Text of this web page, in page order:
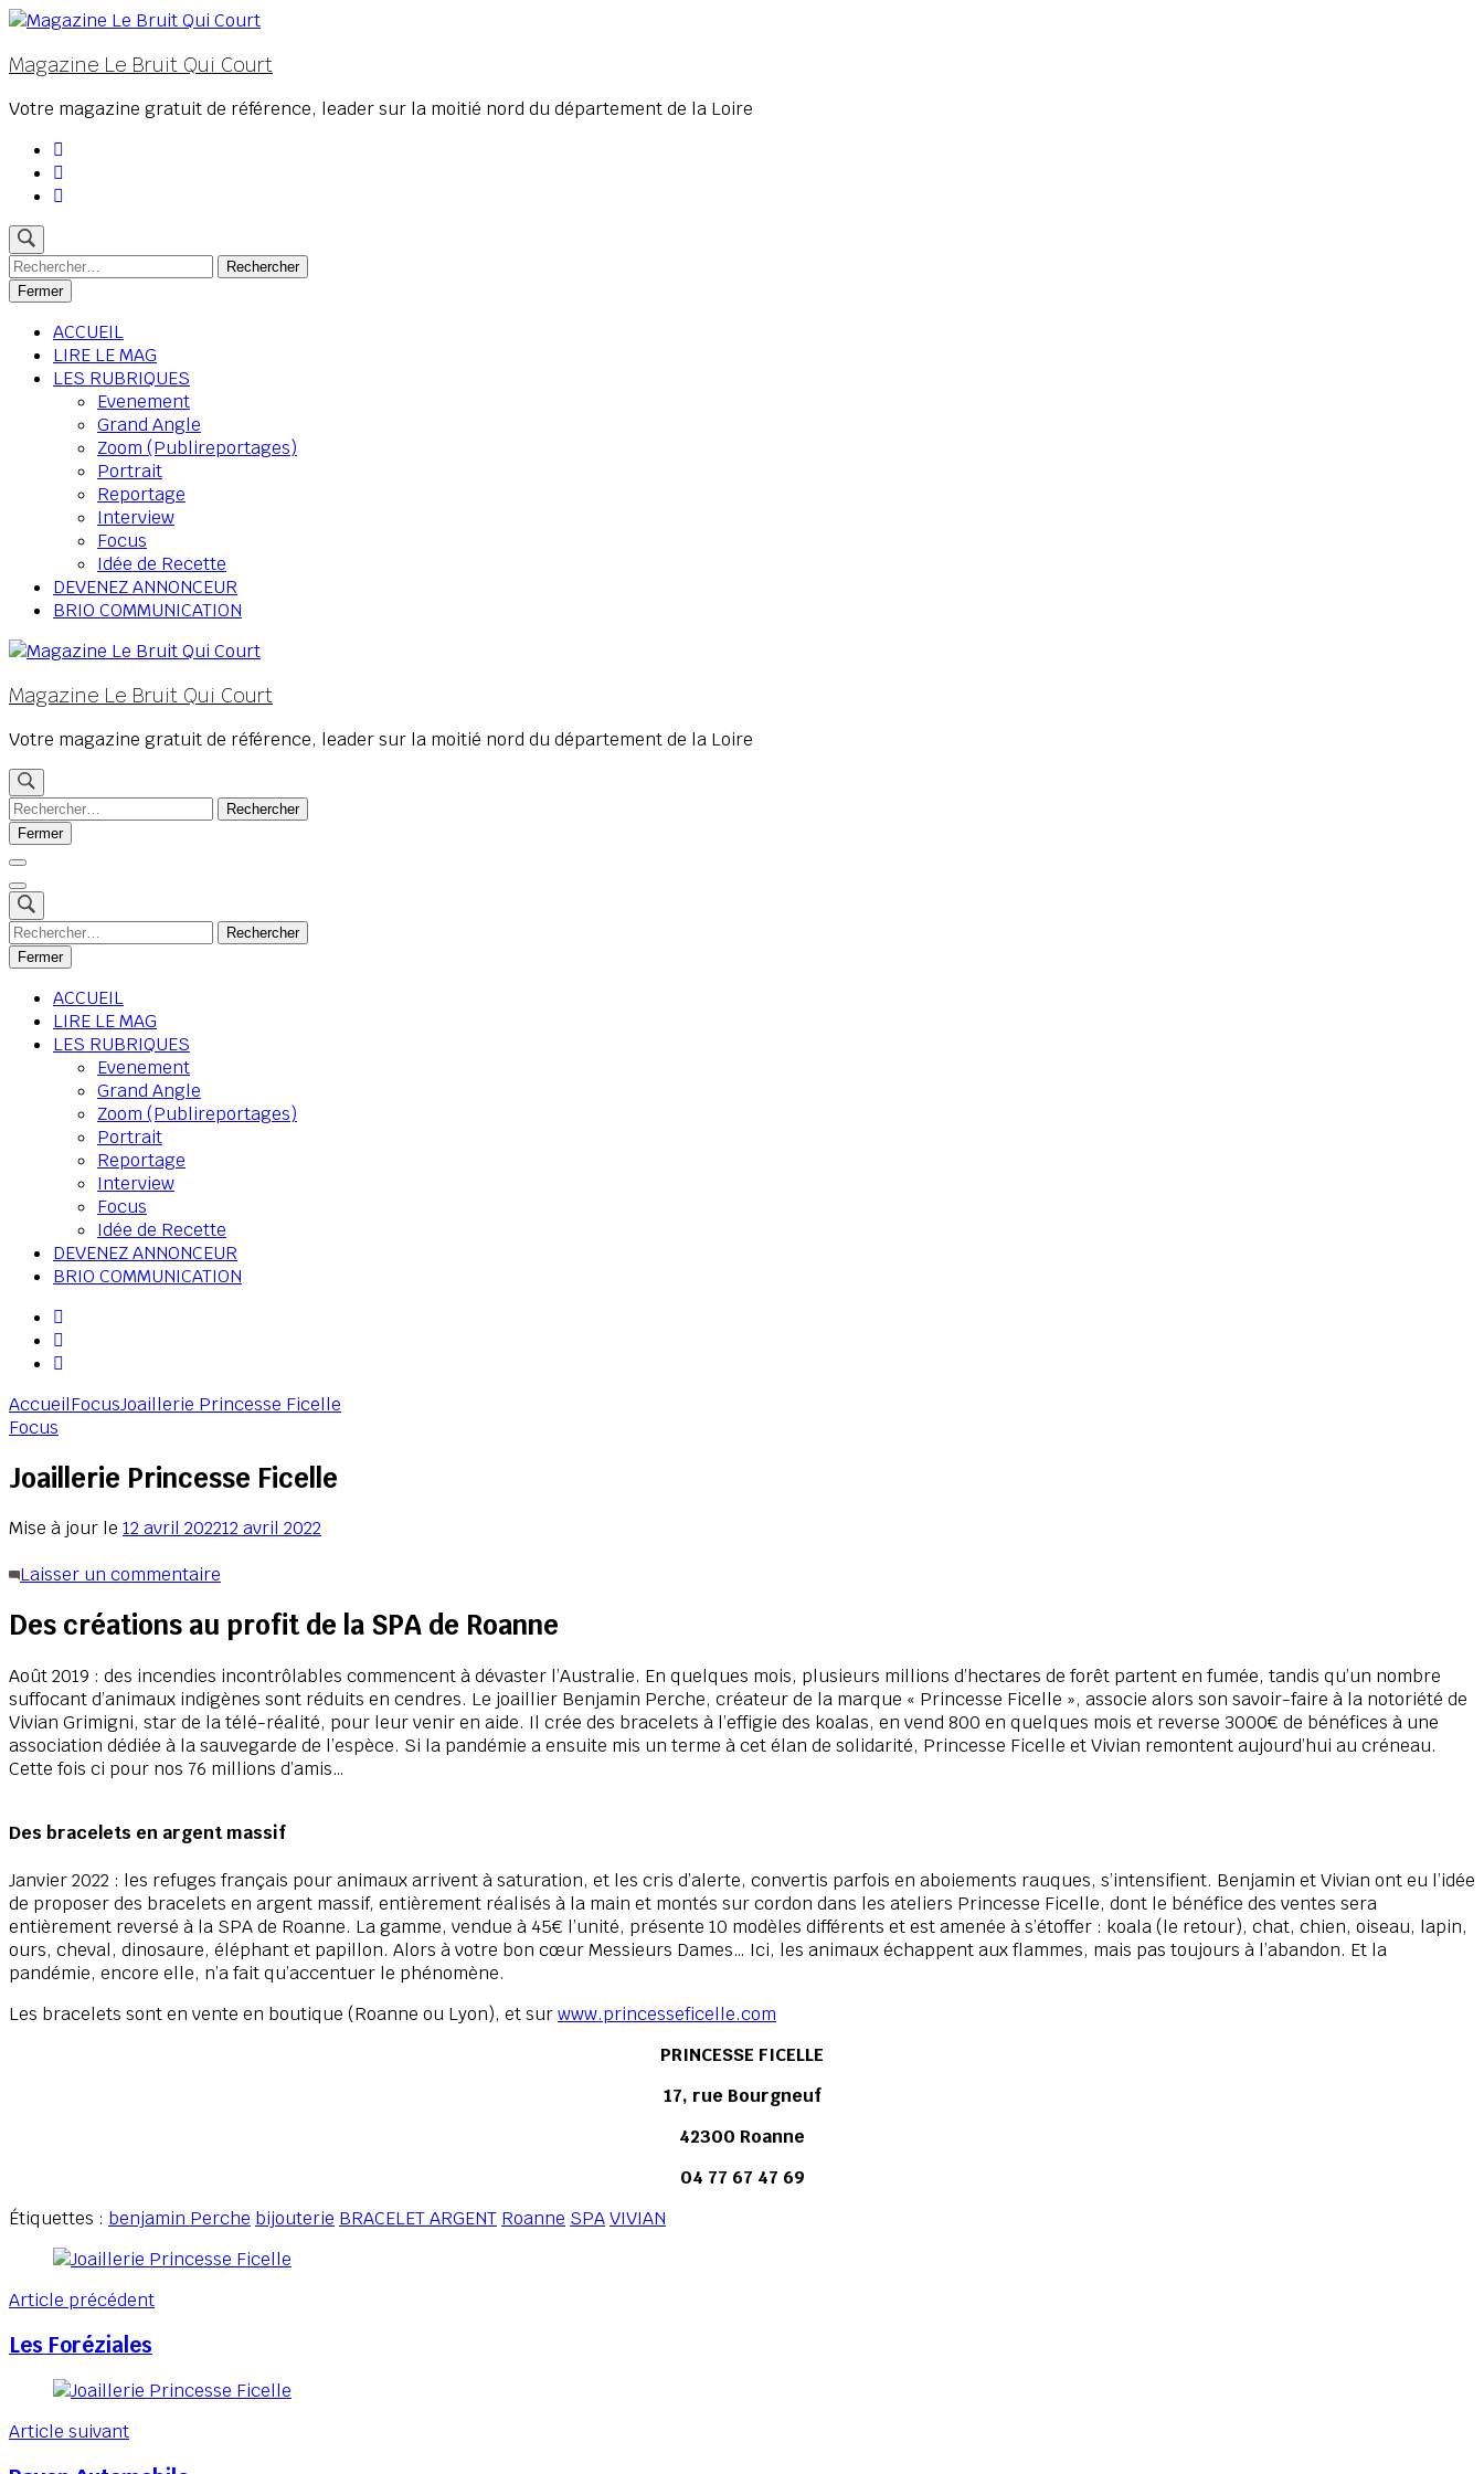
Aller
contenu
Entrée)
Magazine Le Bruit Qui Court
Votre magazine gratuit de référence, leader sur la moitié nord du département de la Loire
Rechercher :
Fermer
ACCUEIL
LIRE LE MAG
LES RUBRIQUES
Evenement
Grand Angle
Zoom (Publireportages)
Portrait
Reportage
Interview
Focus
Idée de Recette
DEVENEZ ANNONCEUR
BRIO COMMUNICATION
Magazine Le Bruit Qui Court
Votre magazine gratuit de référence, leader sur la moitié nord du département de la Loire
Rechercher :
Fermer
Rechercher :
Fermer
ACCUEIL
LIRE LE MAG
LES RUBRIQUES
Evenement
Grand Angle
Zoom (Publireportages)
Portrait
Reportage
Interview
Focus
Idée de Recette
DEVENEZ ANNONCEUR
BRIO COMMUNICATION
AccueilFocusJoaillerie Princesse Ficelle
Focus
Joaillerie Princesse Ficelle
Mise à jour le 12 avril 202212 avril 2022
Laisser un commentaire
Princesse
Ficelle
Des créations au profit de la SPA de Roanne
Août 2019 : des incendies incontrôlables commencent à dévaster l’Australie. En quelques mois, plusieurs millions d’hectares de forêt partent en fumée, tandis qu’un nombre
suffocant d’animaux indigènes sont réduits en cendres. Le joaillier Benjamin Perche, créateur de la marque « Princesse Ficelle », associe alors son savoir-faire à la notoriété de
Vivian Grimigni, star de la télé-réalité, pour leur venir en aide. Il crée des bracelets à l’effigie des koalas, en vend 800 en quelques mois et reverse 3000€ de bénéfices à une
association dédiée à la sauvegarde de l’espèce. Si la pandémie a ensuite mis un terme à cet élan de solidarité, Princesse Ficelle et Vivian remontent aujourd’hui au créneau.
Cette fois ci pour nos 76 millions d’amis…
Des bracelets en argent massif
Janvier 2022 : les refuges français pour animaux arrivent à saturation, et les cris d’alerte, convertis parfois en aboiements rauques, s’intensifient. Benjamin et Vivian ont eu l’idée
de proposer des bracelets en argent massif, entièrement réalisés à la main et montés sur cordon dans les ateliers Princesse Ficelle, dont le bénéfice des ventes sera
entièrement reversé à la SPA de Roanne. La gamme, vendue à 45€ l’unité, présente 10 modèles différents et est amenée à s’étoffer : koala (le retour), chat, chien, oiseau, lapin,
ours, cheval, dinosaure, éléphant et papillon. Alors à votre bon cœur Messieurs Dames… Ici, les animaux échappent aux flammes, mais pas toujours à l’abandon. Et la
pandémie, encore elle, n’a fait qu’accentuer le phénomène.
Les bracelets sont en vente en boutique (Roanne ou Lyon), et surwww.princesseficelle.com
PRINCESSE FICELLE
17, rue Bourgneuf
42300 Roanne
04 77 67 47 69
Étiquettes : benjamin Perche bijouterie BRACELET ARGENT Roanne SPAVIVIAN
Navigation
des
articles
Article précédent
Les Foréziales
Article suivant